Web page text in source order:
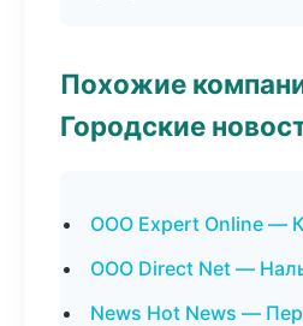
Похожие
Городские
ООО Expert Online —
ООО Direct Net —
News Hot News —